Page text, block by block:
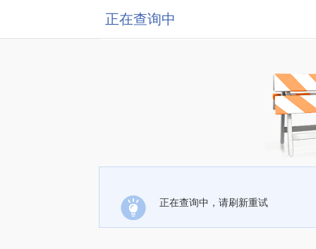
正在查询中
正在查询中，请刷新重试